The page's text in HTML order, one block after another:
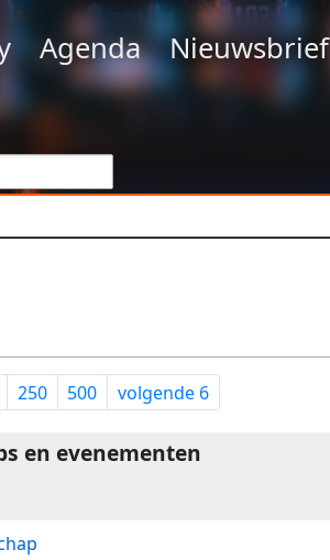
Agenda Nieuwsbrief
250 500 volgende 6
en evenementen